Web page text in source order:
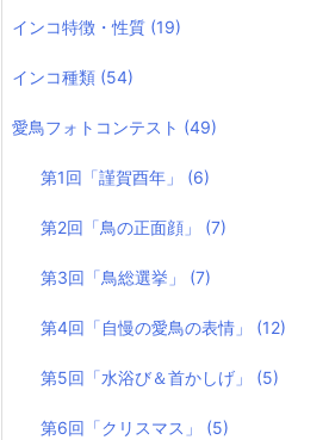
インコ特徴・性質 (19)
インコ種類 (54)
愛鳥フォトコンテスト (49)
第1回「謹賀酉年」 (6)
第2回「鳥の正面顔」 (7)
第3回「鳥総選挙」 (7)
第4回「自慢の愛鳥の表情」 (12)
第5回「水浴び＆首かしげ」 (5)
第6回「クリスマス」 (5)